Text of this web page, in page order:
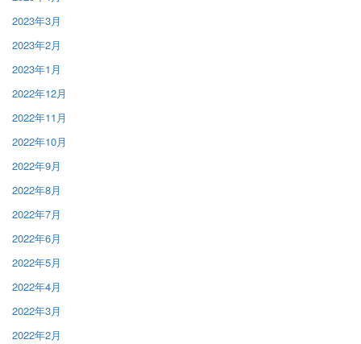
2023年3月
2023年2月
2023年1月
2022年12月
2022年11月
2022年10月
2022年9月
2022年8月
2022年7月
2022年6月
2022年5月
2022年4月
2022年3月
2022年2月